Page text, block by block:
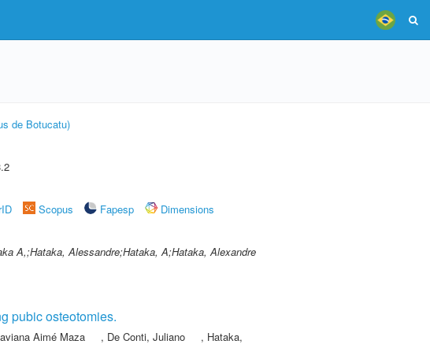
de Botucatu)
Scopus Fapesp
Dimensions
A,;Hataka, Alessandre;Hataka, A;Hataka, Alexandre
pubic osteotomies.
Aimé Maza , De Conti, Juliano , Hataka,